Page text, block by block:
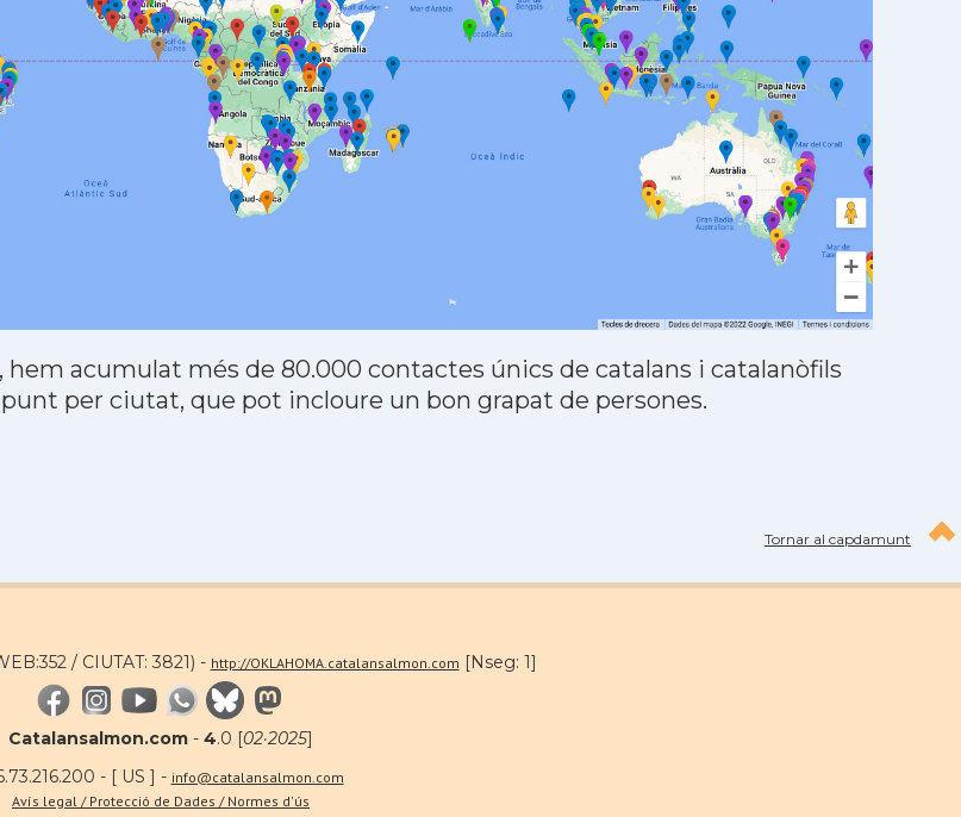
hem acumulat més de 80.000 contactes únics de catalans i catalanòfils
per ciutat, que pot incloure un bon grapat de persones.
Tornar al capdamunt
/ CIUTAT: 3821) - http://OKLAHOMA.catalansalmon.com [Nseg: 1]
Catalansalmon.com - 4.0 [02·2025]
- [ US ] - info@catalansalmon.com
Avís legal / Protecció de Dades / Normes d'ús